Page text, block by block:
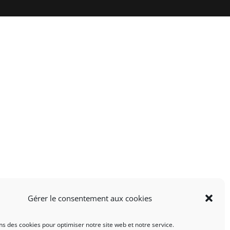
Gérer le consentement aux cookies
des cookies pour optimiser notre site web et notre service.